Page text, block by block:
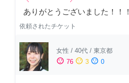
ありがとうございました！！！
依頼されたチケット
女性 / 40代 / 東京都
sentiment_satisfied 76 sentiment_neutral 3 sentiment_dissatisfied 0